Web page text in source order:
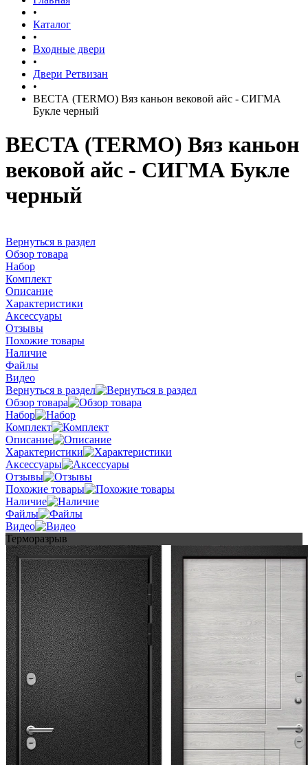
•
Каталог
•
Входные двери
•
Двери Ретвизан
•
ВЕСТА (TERMO) Вяз каньон вековой айс - СИГМА
Букле черный
ВЕСТА (TERMO) Вяз каньон
вековой айс - СИГМА Букле
черный
Вернуться в раздел
Обзор товара
Набор
Комплект
Описание
Характеристики
Аксессуары
Отзывы
Похожие товары
Наличие
Файлы
Видео
Вернуться в раздел
Обзор товара
Набор
Комплект
Описание
Характеристики
Аксессуары
Отзывы
Похожие товары
Наличие
Файлы
Видео
Терморазрыв